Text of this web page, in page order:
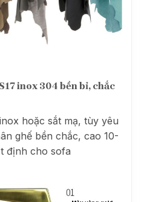
inox 304 bền bỉ, chắc
hoặc sắt mạ, tùy yêu
ghế bền chắc, cao 10-
định cho sofa